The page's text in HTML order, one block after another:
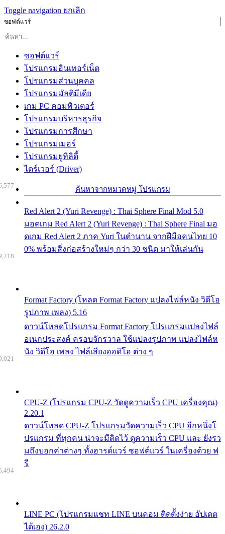
Toggle navigation ยกเลิก
ซอฟต์แวร์
ซอฟต์แวร์
โปรแกรมอินเทอร์เน็ต
โปรแกรมส่วนบุคคล
โปรแกรมมัลติมีเดีย
เกม PC คอมพิวเตอร์
โปรแกรมบริหารธุรกิจ
โปรแกรมการศึกษา
โปรแกรมเมอร์
โปรแกรมยูทิลิตี้
ไดร์เวอร์ (Driver)
ค้นหาจากหมวดหมู่ โปรแกรม
Red Alert 2 (Yuri Revenge) : Thai Sphere Final Mod 5.0
มอดเกม Red Alert 2 (Yuri Revenge) : Thai Sphere Final มอ
ดเกม Red Alert 2 ภาค Yuri ในตำนาน จากฝีมือคนไทย 10
0% พร้อมสิ่งก่อสร้างใหม่ๆ กว่า 30 ชนิด มาให้เล่นกัน
Format Factory (โหลด Format Factory แปลงไฟล์หนัง วิดีโอ
รูปภาพ เพลง) 5.16
ดาวน์โหลดโปรแกรม Format Factory โปรแกรมแปลงไฟล์
อเนกประสงค์ ครอบจักรวาล ใช้แปลงรูปภาพ แปลงไฟล์ห
นัง วิดีโอ เพลง ไฟล์เสียงออดิโอ ต่าง ๆ
CPU-Z (โปรแกรม CPU-Z วัดดูความเร็ว CPU เครื่องคุณ)
2.20.1
ดาวน์โหลด CPU-Z โปรแกรมวัดความเร็ว CPU อีกหนึ่งโ
ปรแกรม ที่ทุกคน น่าจะมีติดไว้ ดูความเร็ว CPU และ ยังรว
มถึงบอกค่าต่างๆ ทั้งฮารด์แวร์ ซอฟต์แวร์ ในเครื่องด้วย ฟ
รี
LINE PC (โปรแกรมแชท LINE บนคอม ติดตั้งง่าย อัปเดต
ได้เอง) 26.2.0